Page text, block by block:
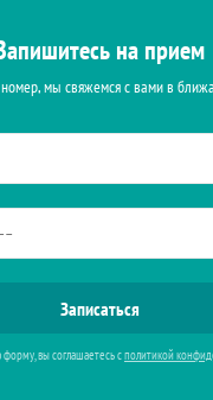
на прием
номер, мы свяжемся с вами в
вы соглашаетесь сполитикой